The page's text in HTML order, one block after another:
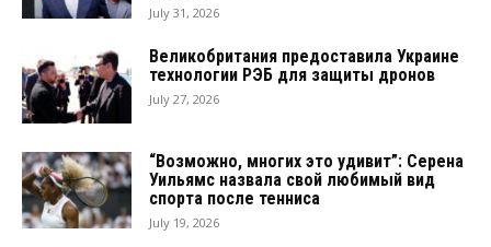
July 31, 2026
Великобритания предоставила Украине
технологии РЭБ для защиты дронов
July 27, 2026
“Возможно, многих это удивит”: Серена
Уильямс назвала свой любимый вид
спорта после тенниса
July 19, 2026